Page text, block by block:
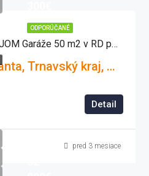
ODPORÚČANÉ
PRENAJATÉ ! PRENÁJOM Garáže 50 m2 v RD po kompletnej rekonštrukcii
Sereď, okres Galanta, Trnavský kraj, Západné Slovensko, 926 01, Slovensko
Detail
pred 3 mesiace